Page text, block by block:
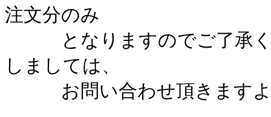
注文分のみ
となりますのでご了承
しましては、
お問い合わせ頂き ます